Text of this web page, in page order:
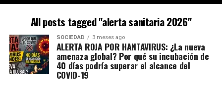
All posts tagged "alerta sanitaria 2026"
SOCIEDAD 3 meses ago
ALERTA ROJA POR HANTAVIRUS: ¿La nueva
amenaza global? Por qué su incubación de
40 días podría superar el alcance del
COVID-19